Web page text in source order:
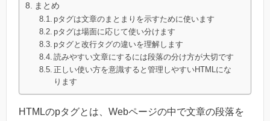
まとめ
pタグは文章のまとまりを示すために使います
pタグは場面に応じて使い分けます
pタグと改行タグの違いを理解します
読みやすい文章にするには段落の分け方が大切です
正しい使い方を意識すると管理しやすいHTMLにな
ります
HTMLのpタグとは、Webページの中で文章の段落を